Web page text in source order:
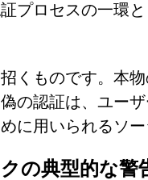
プロセスの一環
くものです。本
の認証は、ユー
に用いられるソ
の典型的な警